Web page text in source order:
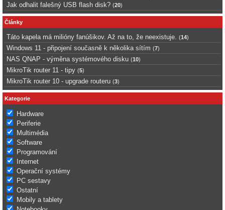
Jak odhalit falešný USB flash disk? (20)
Články
Táto kapela má milióny fanúšikov. Až na to, že neexistuje. (14)
Windows 11 - připojení současně k několika sítím (7)
NAS QNAP - výměna systémového disku (10)
MikroTik router 11 - tipy (5)
MikroTik router 10 - upgrade routeru (3)
Kategorie
Hardware
Periferie
Multimédia
Software
Programování
Internet
Operační systémy
PC sestavy
Ostatní
Mobily a tablety